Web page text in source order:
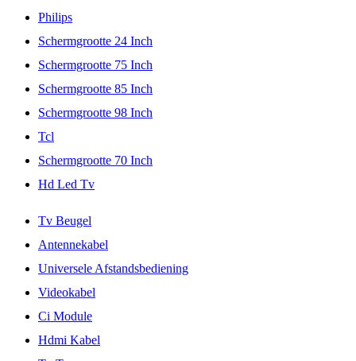
Philips
Schermgrootte 24 Inch
Schermgrootte 75 Inch
Schermgrootte 85 Inch
Schermgrootte 98 Inch
Tcl
Schermgrootte 70 Inch
Hd Led Tv
Tv Beugel
Antennekabel
Universele Afstandsbediening
Videokabel
Ci Module
Hdmi Kabel